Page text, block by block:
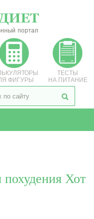
ФИГУРЫ
ТЕСТЫ
НА ПИТАНИЕ
похудения Хот